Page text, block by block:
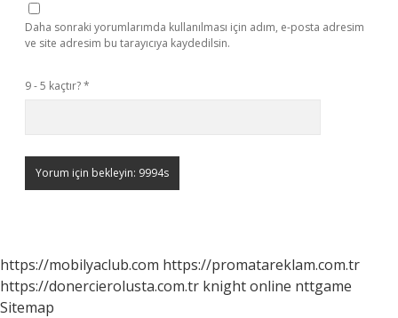
Daha sonraki yorumlarımda kullanılması için adım, e-posta adresim
ve site adresim bu tarayıcıya kaydedilsin.
9 - 5 kaçtır?*
https://mobilyaclub.com https://promatareklam.com.tr
https://donercierolusta.com.tr knight online nttgame
Sitemap